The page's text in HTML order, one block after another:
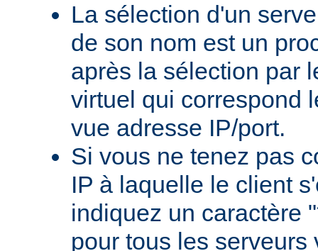
La sélection d'un
de son nom est un
après la sélection par
virtuel qui correspond
vue adresse IP/port.
Si vous ne tenez pas
IP à laquelle le client
indiquez un caractère
pour tous les serveurs